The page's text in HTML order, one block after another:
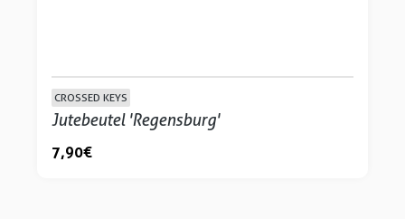
CROSSED KEYS
Jutebeutel 'Regensburg'
7,90 €